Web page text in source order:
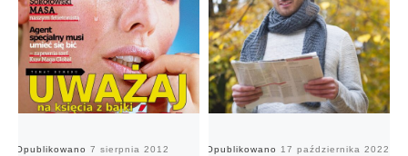
Opublikowano 7 sierpnia 2012 Opublikowano 17 października 2022